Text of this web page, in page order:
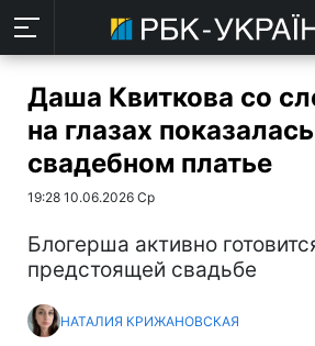
Даша Квиткова со
на глазах
свадебном платье
19:28 10.06.2026 Ср
Блогерша активно
предстоящей свадьбе
НАТАЛИЯ КРИЖАНОВСКАЯ